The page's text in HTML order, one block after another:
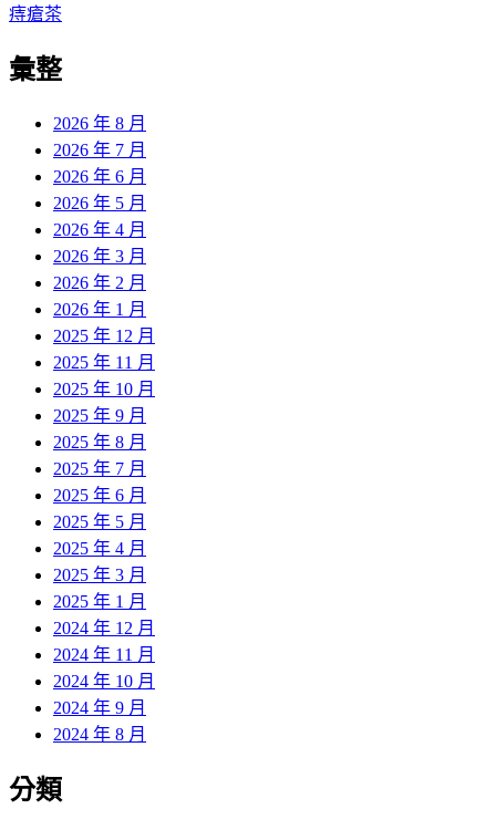
導
覽
痔瘡茶
彙整
2026 年 8 月
2026 年 7 月
2026 年 6 月
2026 年 5 月
2026 年 4 月
2026 年 3 月
2026 年 2 月
2026 年 1 月
2025 年 12 月
2025 年 11 月
2025 年 10 月
2025 年 9 月
2025 年 8 月
2025 年 7 月
2025 年 6 月
2025 年 5 月
2025 年 4 月
2025 年 3 月
2025 年 1 月
2024 年 12 月
2024 年 11 月
2024 年 10 月
2024 年 9 月
2024 年 8 月
分類